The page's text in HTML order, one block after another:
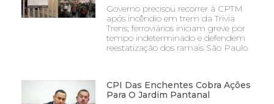
Governo precisou recorrer à CPTM
após incêndio em trem da Trivia
Trens; ferroviários iniciam greve por
tempo indeterminado e defendem
reestatização dos ramais São Paulo
CPI Das Enchentes Cobra Ações
Para O Jardim Pantanal